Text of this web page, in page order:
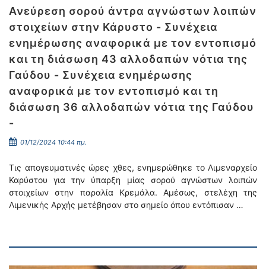
Ανεύρεση σορού άντρα αγνώστων λοιπών
στοιχείων στην Κάρυστο - Συνέχεια
ενημέρωσης αναφορικά με τον εντοπισμό
και τη διάσωση 43 αλλοδαπών νότια της
Γαύδου - Συνέχεια ενημέρωσης
αναφορικά με τον εντοπισμό και τη
διάσωση 36 αλλοδαπών νότια της Γαύδου
-
01/12/2024 10:44 πμ.
Τις απογευματινές ώρες χθες, ενημερώθηκε το Λιμεναρχείο
Καρύστου για την ύπαρξη μίας σορού αγνώστων λοιπών
στοιχείων στην παραλία Κρεμάλα. Αμέσως, στελέχη της
Λιμενικής Αρχής μετέβησαν στο σημείο όπου εντόπισαν …